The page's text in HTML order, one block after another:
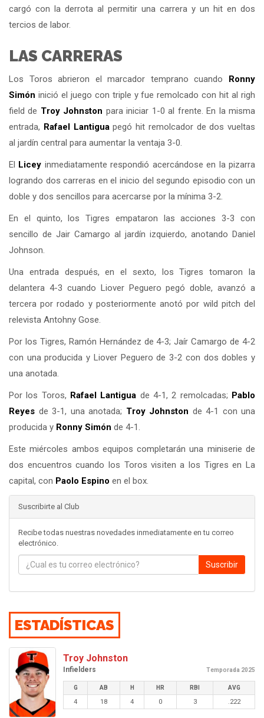
cargó con la derrota al permitir una carrera y un hit en dos
tercios de labor.
LAS CARRERAS
Los Toros abrieron el marcador temprano cuando Ronny
Simón inició el juego con triple y fue remolcado con hit al righ
field de Troy Johnston para iniciar 1-0 al frente. En la misma
entrada, Rafael Lantiguapegó hit remolcador de dos vueltas
al jardín central para aumentar la ventaja 3-0.
El Licey inmediatamente respondió acercándose en la pizarra
logrando dos carreras en el inicio del segundo episodio con un
doble y dos sencillos para acercarse por la mínima 3-2.
En el quinto, los Tigres empataron las acciones 3-3 con
sencillo de Jair Camargo al jardín izquierdo, anotando Daniel
Johnson.
Una entrada después, en el sexto, los Tigres tomaron la
delantera 4-3 cuando Liover Peguero pegó doble, avanzó a
tercera por rodado y posteriormente anotó por wild pitch del
relevista Antohny Gose.
Por los Tigres, Ramón Hernández de 4-3; Jaír Camargo de 4-2
con una producida y Liover Peguero de 3-2 con dos dobles y
una anotada.
Por los Toros, Rafael Lantigua de 4-1, 2 remolcadas; Pablo
Reyes de 3-1, una anotada; Troy Johnston de 4-1 con una
producida y Ronny Simón de 4-1.
Este miércoles ambos equipos completarán una miniserie de
dos encuentros cuando los Toros visiten a los Tigres en La
capital, con Paolo Espino en el box.
Suscribirte al Club
Recibe todas nuestras novedades inmediatamente en tu correo
electrónico.
Suscribir
ESTADÍSTICAS
Troy Johnston
Infielders Temporada 2025
G AB H HR RBI AVG
4 18 4 0 3 .222